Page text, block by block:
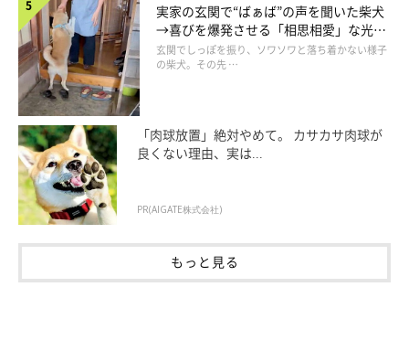
おもちゃをくわえるmutaくん
＠muuuta6103
犬が苦手だった飼い主さんが、そのとき唯一抱っこすることがで
きたのがmutaくんだったそう。
飼い主さん：
「『あれ？ このコは大丈夫だ……』と。びっくりしました。
実家の玄関で“ばぁば”の声を聞いた柴犬
→喜びを爆発させる「相思相愛」な光景
にほっこり
玄関でしっぽを振り、ソワソワと落ち着かない様子
の柴犬。その先 …
「肉球放置」絶対やめて。 カサカサ肉球が
良くない理由、実は...
PR(AIGATE株式会社)
もっと見る